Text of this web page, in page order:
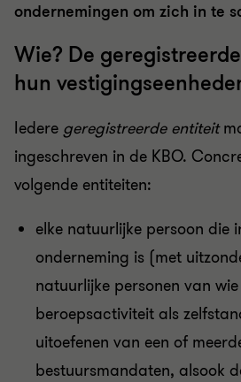
ondernemingen om zich in te
Wie? De
hun
Iedere geregistreerde entiteit
ingeschreven in de KBO.
volgende entiteiten:
elke natuurlijke persoon die
onderneming is (met
natuurlijke personen van
beroepsactiviteit als
uitoefenen van een of
bestuursmandaten, alsook